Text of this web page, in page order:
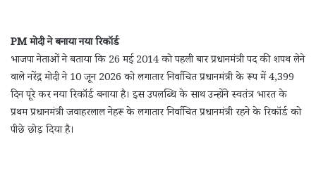
PM मोदी ने बनाया नया रिकॉर्ड
भाजपा नेताओं ने बताया कि 26 मई 2014 को पहली बार प्रधानमंत्री पद की शपथ लेने
वाले नरेंद्र मोदी ने 10 जून 2026 को लगातार निर्वाचित प्रधानमंत्री के रूप में 4,399
दिन पूरे कर नया रिकॉर्ड बनाया है। इस उपलब्धि के साथ उन्होंने स्वतंत्र भारत के
प्रथम प्रधानमंत्री जवाहरलाल नेहरू के लगातार निर्वाचित प्रधानमंत्री रहने के रिकॉर्ड को
पीछे छोड़ दिया है।